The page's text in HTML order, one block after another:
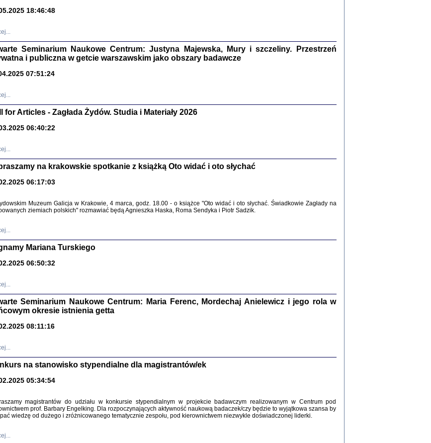
Stanisław Adler, oprac. i wstępem opatrzyłaMarta Janczewska
Warszawa 2018
Warszawa 2017
Pisma Kopla i Mirki Piżyców o życiu w getcie i okupowanej
Warszawie
18:46:48
Seminarium Naukowe Centrum: Justyna Majewska, Mury i szczeliny. Przestrzeń
i publiczna w getcie warszawskim jako obszary badawcze
07:51:24
for Articles - Zagłada Żydów. Studia i Materiały 2026
06:40:22
na krakowskie spotkanie z książką Oto widać i oto słychać
06:17:03
Muzeum Galicja w Krakowie, 4 marca, godz. 18.00 - o książce "Oto widać i oto słychać. Świadkowie Zagłady na
ziemiach polskich" rozmawiać będą Agnieszka Haska, Roma Sendyka i Piotr Sadzik.
Mariana Turskiego
06:50:32
Seminarium Naukowe Centrum: Maria Ferenc, Mordechaj Anielewicz i jego rola w
okresie istnienia getta
08:11:16
na stanowisko stypendialne dla magistrantów/ek
05:34:54
magistrantów do udziału w konkursie stypendialnym w projekcie badawczym realizowanym w Centrum pod
prof. Barbary Engelking. Dla rozpoczynających aktywność naukową badaczek/czy będzie to wyjątkowa szansa by
wiedzę od dużego i zróżnicowanego tematycznie zespołu, pod kierownictwem niezwykle doświadczonej liderki.